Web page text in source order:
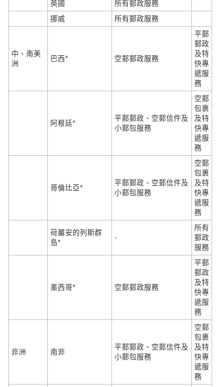
英國
所有郵政服務
挪威
所有郵政服務
中、南美
洲
巴西* 空郵郵政服務
平郵
郵政
及特
快專
遞服
務
阿根廷*
平郵郵政、空郵信件及
小郵包服務
空郵
包裹
及特
快專
遞服
務
哥倫比亞*
平郵郵政、空郵信件及
小郵包服務
空郵
包裹
及特
快專
遞服
務
荷屬安的列斯群
島*
-
所有
郵政
服務
墨西哥* 空郵郵政服務
平郵
郵政
及特
快專
遞服
務
非洲 南非
平郵郵政、空郵信件及
小郵包服務
空郵
包裹
及特
快專
遞服
務